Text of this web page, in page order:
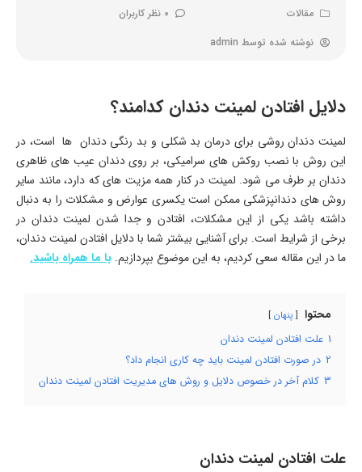
مقالات
0 نظر کاربران
نوشته شده توسط admin
دلایل افتادن لمینت دندان کدامند؟
لمینت دندان روشی برای درمان بد شکلی و بد رنگی دندان ها است، در
این روش با نصب روکش های سرامیکی، بر روی دندان عیب های ظاهری
دندان بر طرف می شود. لمینت در کنار همه مزیت های که دارد، مانند سایر
روش های دندانپزشکی ممکن است یکسری عوارض و مشکلات را به دنبال
داشته باشد یکی از این مشکلات، افتادن و جدا شدن لمینت دندان در
برخی از شرایط است. برای آشنایی بیشتر شما با دلایل افتادن لمینت دندان،
ما در این مقاله سعی کردیم، به این موضوع بپردازیم. با ما همراه باشید.
محتوا پنهان
1 علت افتادن لمینت دندان
2 در صورت افتادن لمینت باید چه کاری انجام داد؟
3 کلام آخر در خصوص دلایل و روش های مدیریت افتادن لمینت دندان
علت افتادن لمینت دندان